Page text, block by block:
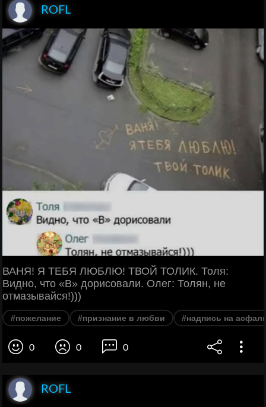
ROFL
ВАНЯ! Я ТЕБЯ ЛЮБЛЮ! ТВОЙ ТОЛИК. Толя:
Видно, что «В» дорисовали. Олег: Толян, не
отмазывайся!)))
#пожелание #признание в любви #надпись на
0 0 0
ROFL